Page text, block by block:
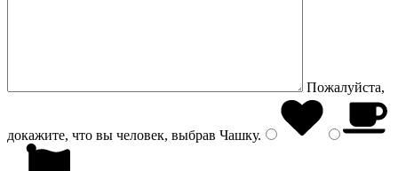
Пожалуйста,
докажите, что вы человек, выбрав Чашку.